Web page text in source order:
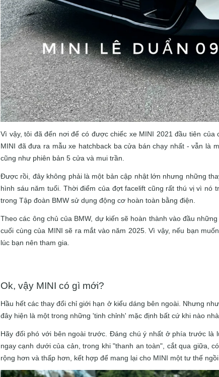
Vì vậy, tôi đã đến nơi để có được chiếc xe MINI 2021 đầu tiên của
MINI đã đưa ra mẫu xe hatchback ba cửa bán chạy nhất - vẫn là
cũng như phiên bản 5 cửa và mui trần.
Được rồi, đây không phải là một bản cập nhật lớn nhưng những
hình sáu năm tuổi. Thời điểm của đợt facelift cũng rất thú vị vì nó
trong Tập đoàn BMW sử dụng động cơ hoàn toàn bằng điện.
Theo các ông chủ của BMW, dự kiến ​​sẽ hoàn thành vào đầu
cuối cùng của MINI sẽ ra mắt vào năm 2025. Vì vậy, nếu bạn
lúc bạn nên tham gia.
Ok, vậy MINI có gì mới?
Hầu hết các thay đổi chỉ giới hạn ở kiểu dáng bên ngoài. Nhưng
đây hiện là một trong những 'tinh chỉnh' mặc định bất cứ khi nào
Hãy đối phó với bên ngoài trước. Đáng chú ý nhất ở phía trước là
ngay cạnh dưới của cản, trong khi "thanh an toàn", cắt qua giữa,
rộng hơn và thấp hơn, kết hợp để mang lại cho MINI một tư thế